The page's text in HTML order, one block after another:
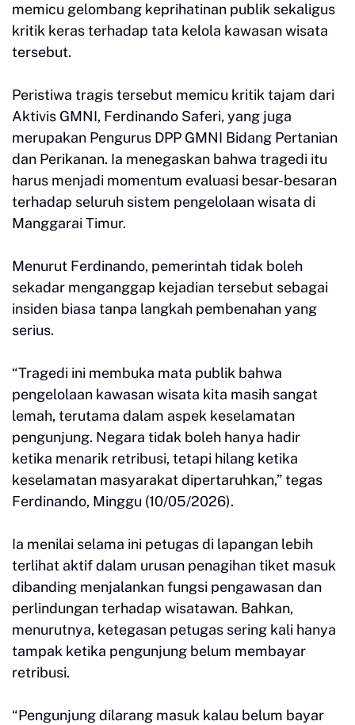
memicu gelombang keprihatinan publik sekaligus
kritik keras terhadap tata kelola kawasan wisata
tersebut.
Peristiwa tragis tersebut memicu kritik tajam dari
Aktivis GMNI, Ferdinando Saferi, yang juga
merupakan Pengurus DPP GMNI Bidang Pertanian
dan Perikanan. Ia menegaskan bahwa tragedi itu
harus menjadi momentum evaluasi besar-besaran
terhadap seluruh sistem pengelolaan wisata di
Manggarai Timur.
Menurut Ferdinando, pemerintah tidak boleh
sekadar menganggap kejadian tersebut sebagai
insiden biasa tanpa langkah pembenahan yang
serius.
“Tragedi ini membuka mata publik bahwa
pengelolaan kawasan wisata kita masih sangat
lemah, terutama dalam aspek keselamatan
pengunjung. Negara tidak boleh hanya hadir
ketika menarik retribusi, tetapi hilang ketika
keselamatan masyarakat dipertaruhkan,” tegas
Ferdinando, Minggu (10/05/2026).
Ia menilai selama ini petugas di lapangan lebih
terlihat aktif dalam urusan penagihan tiket masuk
dibanding menjalankan fungsi pengawasan dan
perlindungan terhadap wisatawan. Bahkan,
menurutnya, ketegasan petugas sering kali hanya
tampak ketika pengunjung belum membayar
retribusi.
“Pengunjung dilarang masuk kalau belum bayar